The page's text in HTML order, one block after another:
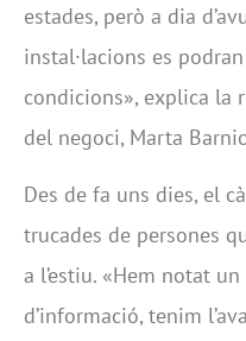
estades, però a dia
instal·lacions es
condicions», explica la
del negoci, Marta
Des de fa uns dies, el
trucades de persones
a l’estiu. «Hem notat
d’informació, tenim